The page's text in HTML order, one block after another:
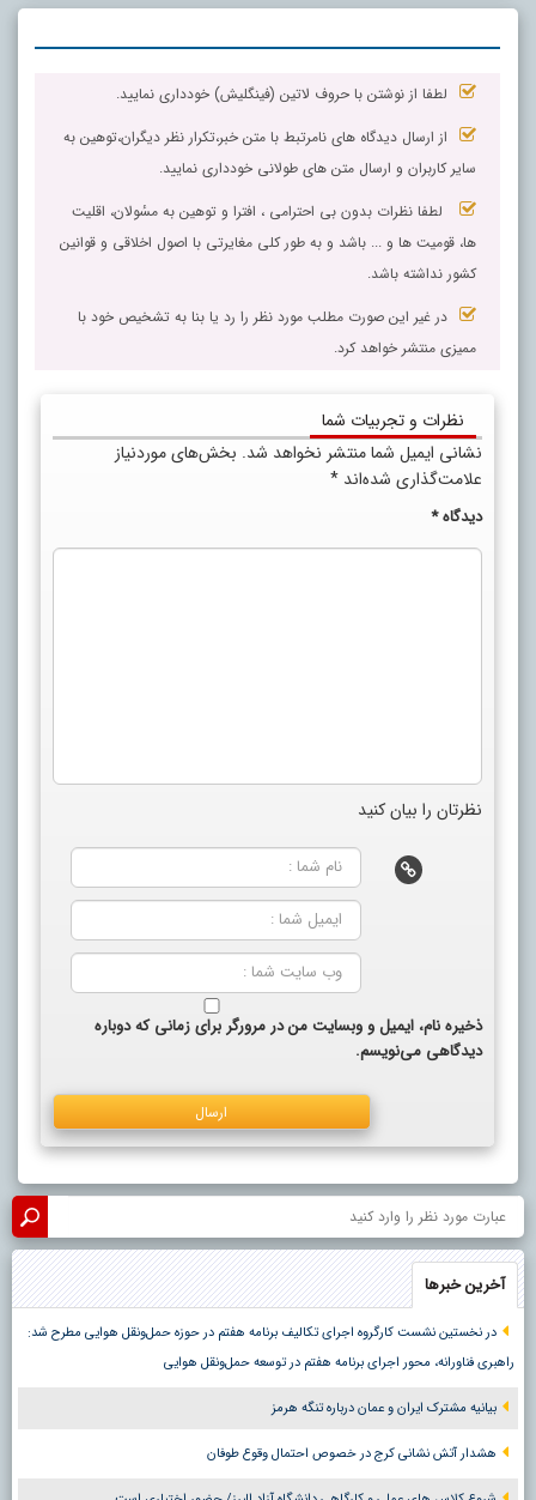
لطفا از نوشتن با حروف لاتین (فینگلیش) خودداری نمایید.
از ارسال دیدگاه های نامرتبط با متن خبر،تکرار نظر دیگران،توهین به
سایر کاربران و ارسال متن های طولانی خودداری نمایید.
لطفا نظرات بدون بی احترامی ، افترا و توهین به مسٔولان، اقلیت
ها، قومیت ها و ... باشد و به طور کلی مغایرتی با اصول اخلاقی و قوانین
کشور نداشته باشد.
در غیر این صورت مطلب مورد نظر را رد یا بنا به تشخیص خود با
ممیزی منتشر خواهد کرد.
نظرات و تجربیات شما
نشانی ایمیل شما منتشر نخواهد شد. بخش‌های موردنیاز
علامت‌گذاری شده‌اند *
دیدگاه*
نظرتان را بیان کنید
ذخیره نام، ایمیل و وبسایت من در مرورگر برای زمانی که دوباره
دیدگاهی می‌نویسم.
آخرین خبرها
در نخستین نشست کارگروه اجرای تکالیف برنامه هفتم در حوزه حمل‌ونقل هوایی مطرح شد:
راهبری فناورانه، محور اجرای برنامه هفتم در توسعه حمل‌ونقل هوایی
بیانیه مشترک ایران و عمان درباره تنگه هرمز
هشدار آتش نشانی کرج در خصوص احتمال وقوع طوفان